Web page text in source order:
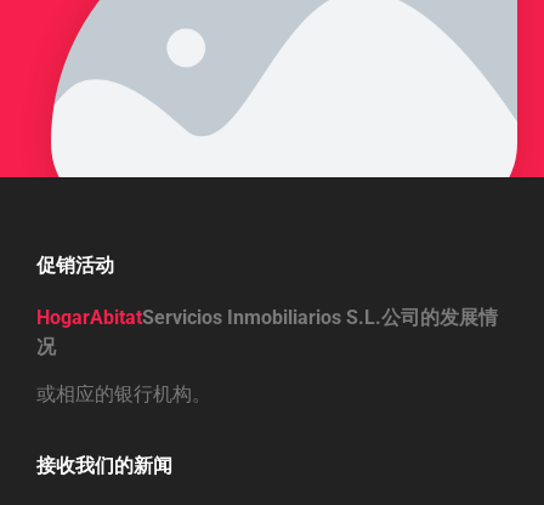
促销活动
HogarAbitatServicios Inmobiliarios S.L.公司的发展情
况
或相应的银行机构。
接收我们的新闻